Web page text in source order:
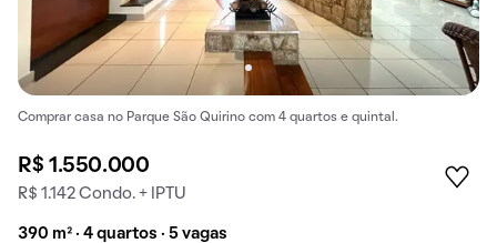
Comprar casa no Parque São Quirino com 4 quartos e quintal.
R$ 1.550.000
R$ 1.142 Condo. + IPTU
390 m² · 4 quartos · 5 vagas